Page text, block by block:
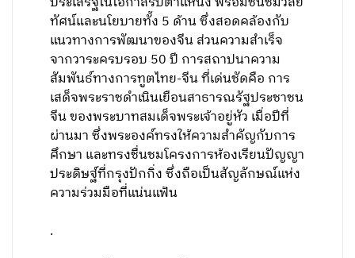
ทัศน์และนโยบายทั้ง 5 ด้าน ซึ่งสอดคล้องกับ
แนวทางการพัฒนาของจีน ส่วนความสำเร็จ
จากวาระครบรอบ 50 ปี การสถาปนาความ
สัมพันธ์ทางการทูตไทย-จีน ที่เด่นชัดคือ การ
เสด็จพระราชดำเนินเยือนสาธารณรัฐประชาชน
จีน ของพระบาทสมเด็จพระเจ้าอยู่หัว เมื่อปีที่
ผ่านมา ซึ่งพระองค์ทรงให้ความสำคัญกับการ
ศึกษา และทรงชื่นชมโครงการห้องเรียนปัญญา
ประดิษฐ์ที่กรุงปักกิ่ง ซึ่งถือเป็นสัญลักษณ์แห่ง
ความร่วมมือที่แน่นแฟ้น
.